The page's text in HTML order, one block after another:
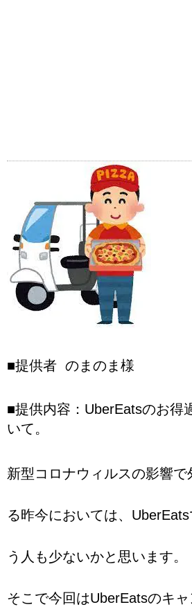
■提供者 のまのま様
■提供内容：UberEatsのお得
いて。
新型コロナウィルスの影響
る昨今においては、
う人も少ないかと思います。
そこで今回はUberEatsのキ